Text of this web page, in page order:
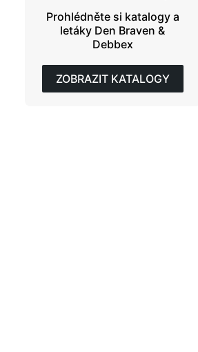
Prohlédněte si katalogy a
letáky Den Braven &
Debbex
ZOBRAZIT KATALOGY